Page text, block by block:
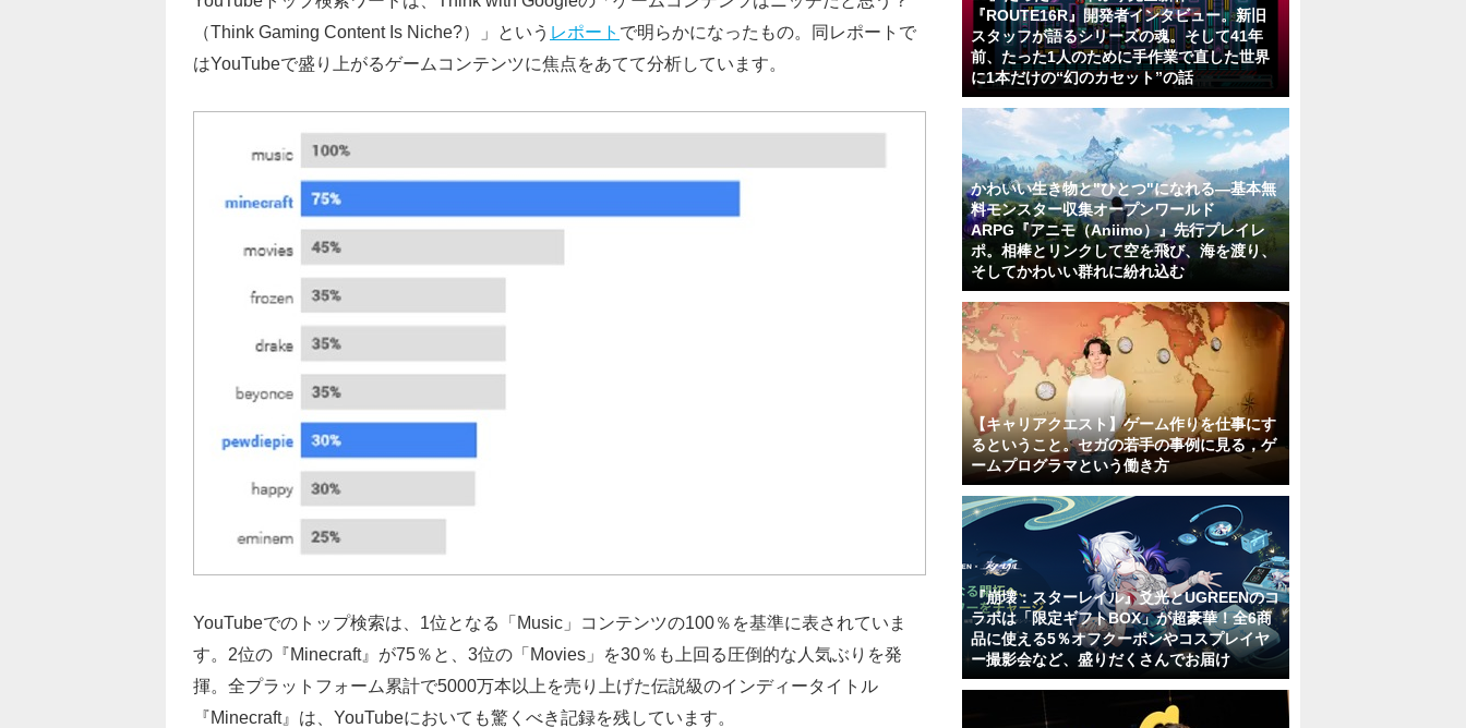
（Think Gaming Content Is Niche?）」という レポート で明らかになったもの。同レポートで
はYouTubeで盛り上がるゲームコンテンツに焦点をあてて分析しています。
YouTubeでのトップ検索は、1位となる「Music」コンテンツの100％を基準に表されていま
す。2位の『Minecraft』が75％と、3位の「Movies」を30％も上回る圧倒的な人気ぶりを発
揮。全プラットフォーム累計で5000万本以上を売り上げた伝説級のインディータイトル
『Minecraft』は、YouTubeにおいても驚くべき記録を残しています。
『ROUTE16R』開発者インタビュー。新旧
スタッフが語るシリーズの魂。そして41年
前、たった1人のために手作業で直した世界
に1本だけの“幻のカセット”の話
かわいい生き物と"ひとつ"になれる―基本無
料モンスター収集オープンワールド
ARPG『アニモ（Aniimo）』先行プレイレ
ポ。相棒とリンクして空を飛び、海を渡り、
そしてかわいい群れに紛れ込む
【キャリアクエスト】ゲーム作りを仕事にす
るということ。セガの若手の事例に見る，ゲ
ームプログラマという働き方
『崩壊：スターレイル』爻光とUGREENのコ
ラボは「限定ギフトBOX」が超豪華！全6商
品に使える5％オフクーポンやコスプレイヤ
ー撮影会など、盛りだくさんでお届け